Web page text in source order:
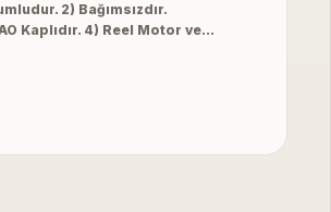
2) Bağımsızdır.
Kaplıdır. 4) Reel Motor ve…